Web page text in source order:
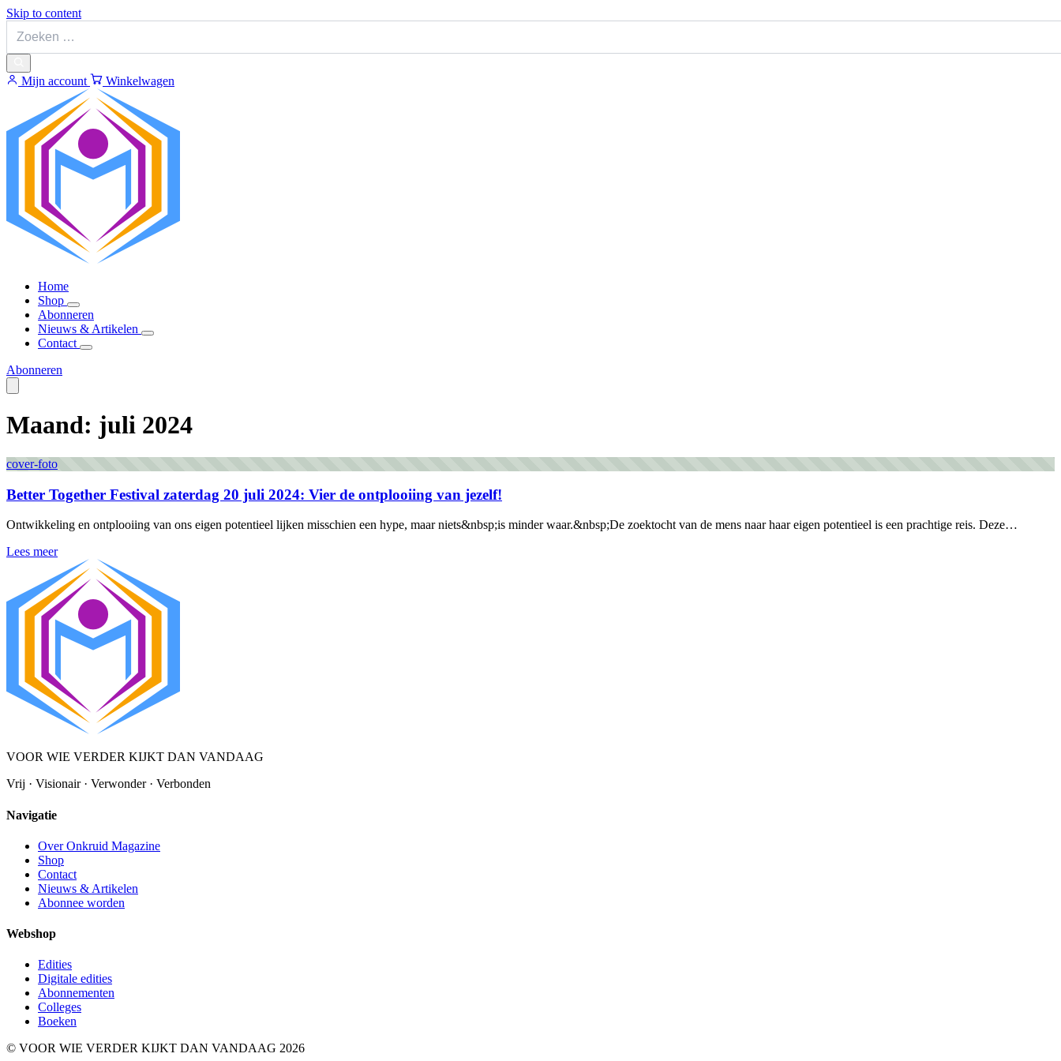
Skip to content
Mijn account Winkelwagen
Home
Shop
Abonneren
Nieuws & Artikelen
Contact
Abonneren
Maand: juli 2024
cover-foto
Better Together Festival zaterdag 20 juli 2024: Vier de ontplooiing van jezelf!
Ontwikkeling en ontplooiing van ons eigen potentieel lijken misschien een hype, maar niets&nbsp;is minder waar.&nbsp;De zoektocht van de mens naar haar eigen potentieel is een prachtige reis. Deze…
Lees meer
VOOR WIE VERDER KIJKT DAN VANDAAG
Vrij · Visionair · Verwonder · Verbonden
Navigatie
Over Onkruid Magazine
Shop
Contact
Nieuws & Artikelen
Abonnee worden
Webshop
Edities
Digitale edities
Abonnementen
Colleges
Boeken
© VOOR WIE VERDER KIJKT DAN VANDAAG 2026